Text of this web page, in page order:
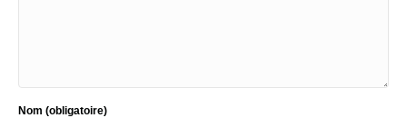
Nom (obligatoire)